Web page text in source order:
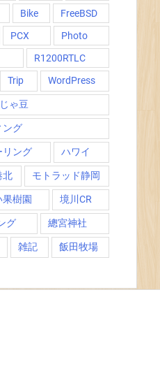
Bike
FreeBSD
PCX
Photo
R1200RTLC
Trip WordPress
じゃ豆
ング
リング ハワイ
北 モトラッド静岡
樹園 境川CR
グ 總宮神社
雑記 飯田牧場